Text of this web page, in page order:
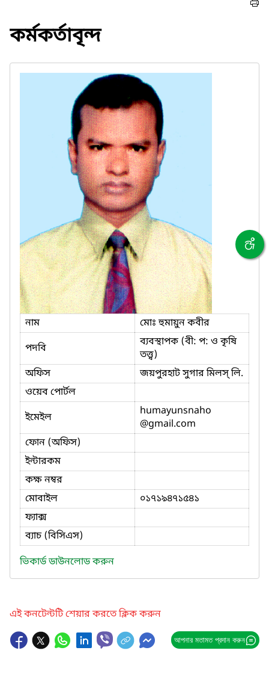
কর্মকর্তাবৃন্দ
নাম
মোঃ হুমায়ুন কবীর
পদবি
ব্যবস্থাপক (বী: প: ও কৃষি
তত্ত্ব)
অফিস
জয়পুরহাট সুগার মিলস্ লি.
ওয়েব পোর্টল
ইমেইল
humayunsnaho
@gmail.com
ফোন (অফিস)
ইন্টারকম
কক্ষ নম্বর
মোবাইল
০১৭১৯৪৭১৫৪১
ফ্যাক্স
ব্যাচ (বিসিএস)
ভিকার্ড ডাউনলোড করুন
এই কনটেন্টটি শেয়ার করতে ক্লিক করুন
আপনার মতামত প্রদান করুন